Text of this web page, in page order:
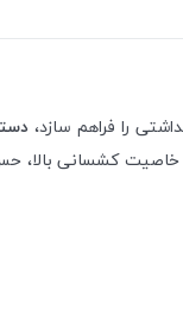
را فراهم سازد،
کشسانی بالا،